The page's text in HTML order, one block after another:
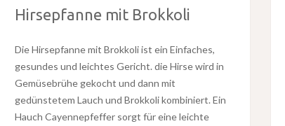
Hirsepfanne mit Brokkoli
Die Hirsepfanne mit Brokkoli ist ein Einfaches,
gesundes und leichtes Gericht. die Hirse wird in
Gemüsebrühe gekocht und dann mit
gedünstetem Lauch und Brokkoli kombiniert. Ein
Hauch Cayennepfeffer sorgt für eine leichte